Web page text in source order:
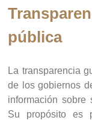
pública
La transparencia
de los gobiernos
información sobre
Su propósito es